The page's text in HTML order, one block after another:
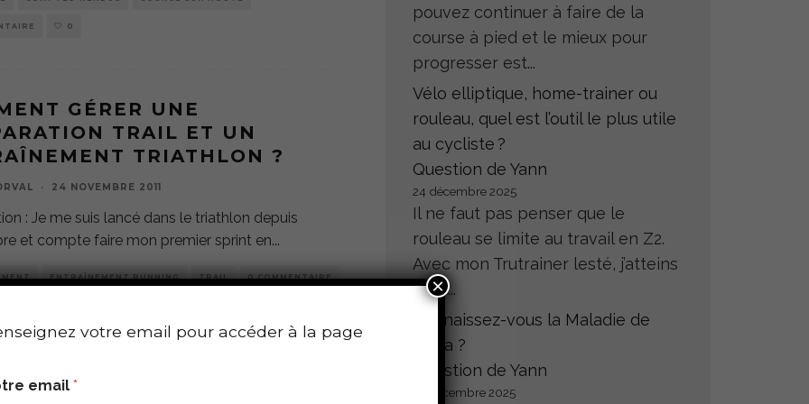
0
GÉRER UNE
TRAIL ET UN
TRIATHLON ?
· 24 NOVEMBRE 2011
: Je me suis lancé dans le triathlon depuis
et compte faire mon premier sprint en...
ENTRAÎNEMENT RUNNING TRAIL 0 COMMENTAIRE
PLUS !
pouvez continuer à faire de la
course à pied et le mieux pour
progresser est...
Vélo elliptique, home-trainer ou
rouleau, quel est l’outil le plus utile
au cycliste ?
Question de Yann
24 décembre 2025
Il ne faut pas penser que le
rouleau se limite au travail en Z2.
Avec mon Trutrainer lesté, j’atteins
sans...
Connaissez-vous la Maladie de
Hoffa ?
Question de Yann
23 décembre 2025
votre email pour accéder à la page
email*
×